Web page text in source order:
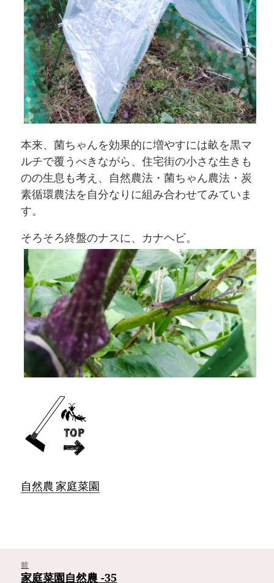
本来、菌ちゃんを効果的に増やすには畝を黒マ
ルチで覆うべきながら、住宅街の小さな生きも
のの生息も考え、自然農法・菌ちゃん農法・炭
素循環農法を自分なりに組み合わせてみていま
す。
そろそろ終盤のナスに、カナヘビ。
自然農 家庭菜園
前
前
家庭菜園自然農 -35